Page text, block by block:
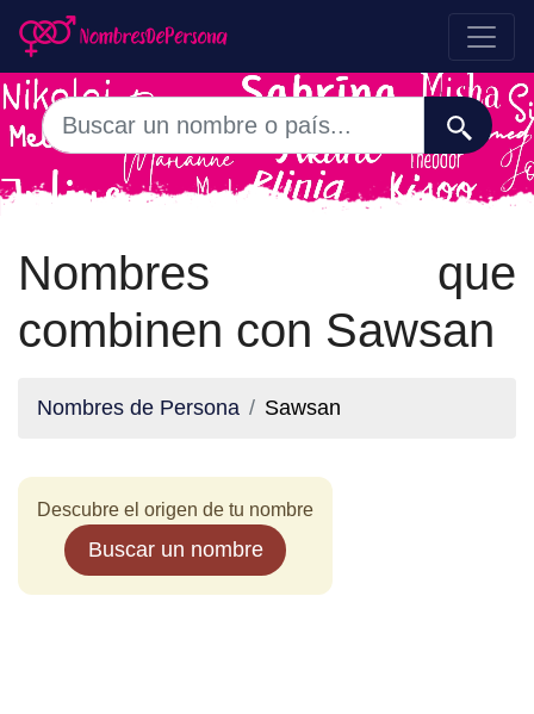
Nombres que
combinen con Sawsan
Nombres de Persona Sawsan
Descubre el origen de tu nombre
Buscar un nombre